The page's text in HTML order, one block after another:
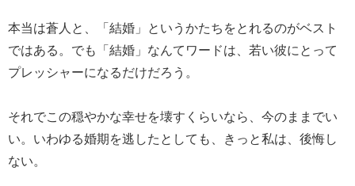
本当は蒼人と、「結婚」というかたちをとれるのがベスト
ではある。でも「結婚」なんてワードは、若い彼にとって
プレッシャーになるだけだろう。
それでこの穏やかな幸せを壊すくらいなら、今のままでい
い。いわゆる婚期を逃したとしても、きっと私は、後悔し
ない。